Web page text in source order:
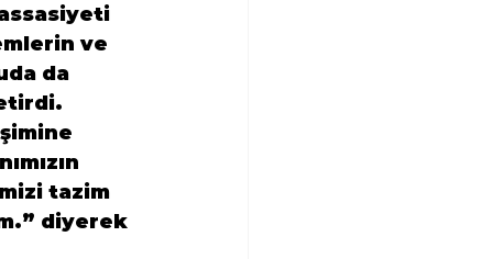
ve
da
tazim
diyerek